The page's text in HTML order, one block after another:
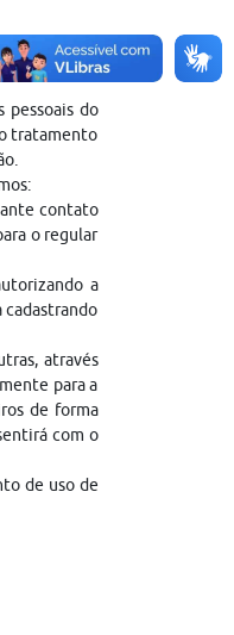
pessoais do
tratamento
contato
o regular
a
cadastrando
através
para a
de forma
com o
de uso de